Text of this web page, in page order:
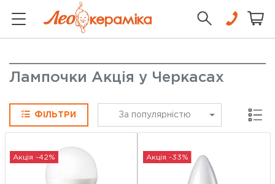
Лампочки Акція у Черкасах
ФІЛЬТРИ За популярністю Сітка
Акція -42% Акція -33%